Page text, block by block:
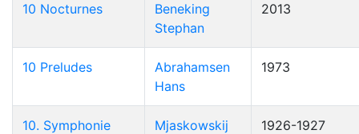
10 Nocturnes
Beneking
Stephan
2013
10 Preludes
Abrahamsen
Hans
1973
10. Symphonie
Mjaskowskij
1926-1927